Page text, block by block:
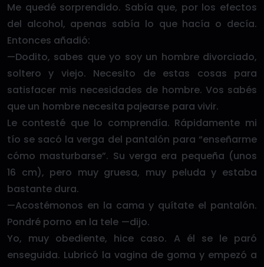
Me quedé sorprendido. Sabía que, por los efectos
del alcohol, apenas sabía lo que hacía o decía.
Entonces añadió:
—Dodito, sabes que yo soy un hombre divorciado,
soltero y viejo. Necesito de estas cosas para
satisfacer mis necesidades de hombre. Vos sabés
que un hombre necesita pajearse para vivir.
Le contesté que lo comprendía. Rápidamente mi
tío se sacó la verga del pantalón para “enseñarme
cómo masturbarse”. Su verga era pequeña (unos
16 cm), pero muy gruesa, muy peluda y estaba
bastante dura.
—Acostémonos en la cama y quítate el pantalón.
Pondré porno en la tele —dijo.
Yo, muy obediente, hice caso. A él se le paró
enseguida. Lubricó la vagina de goma y empezó a